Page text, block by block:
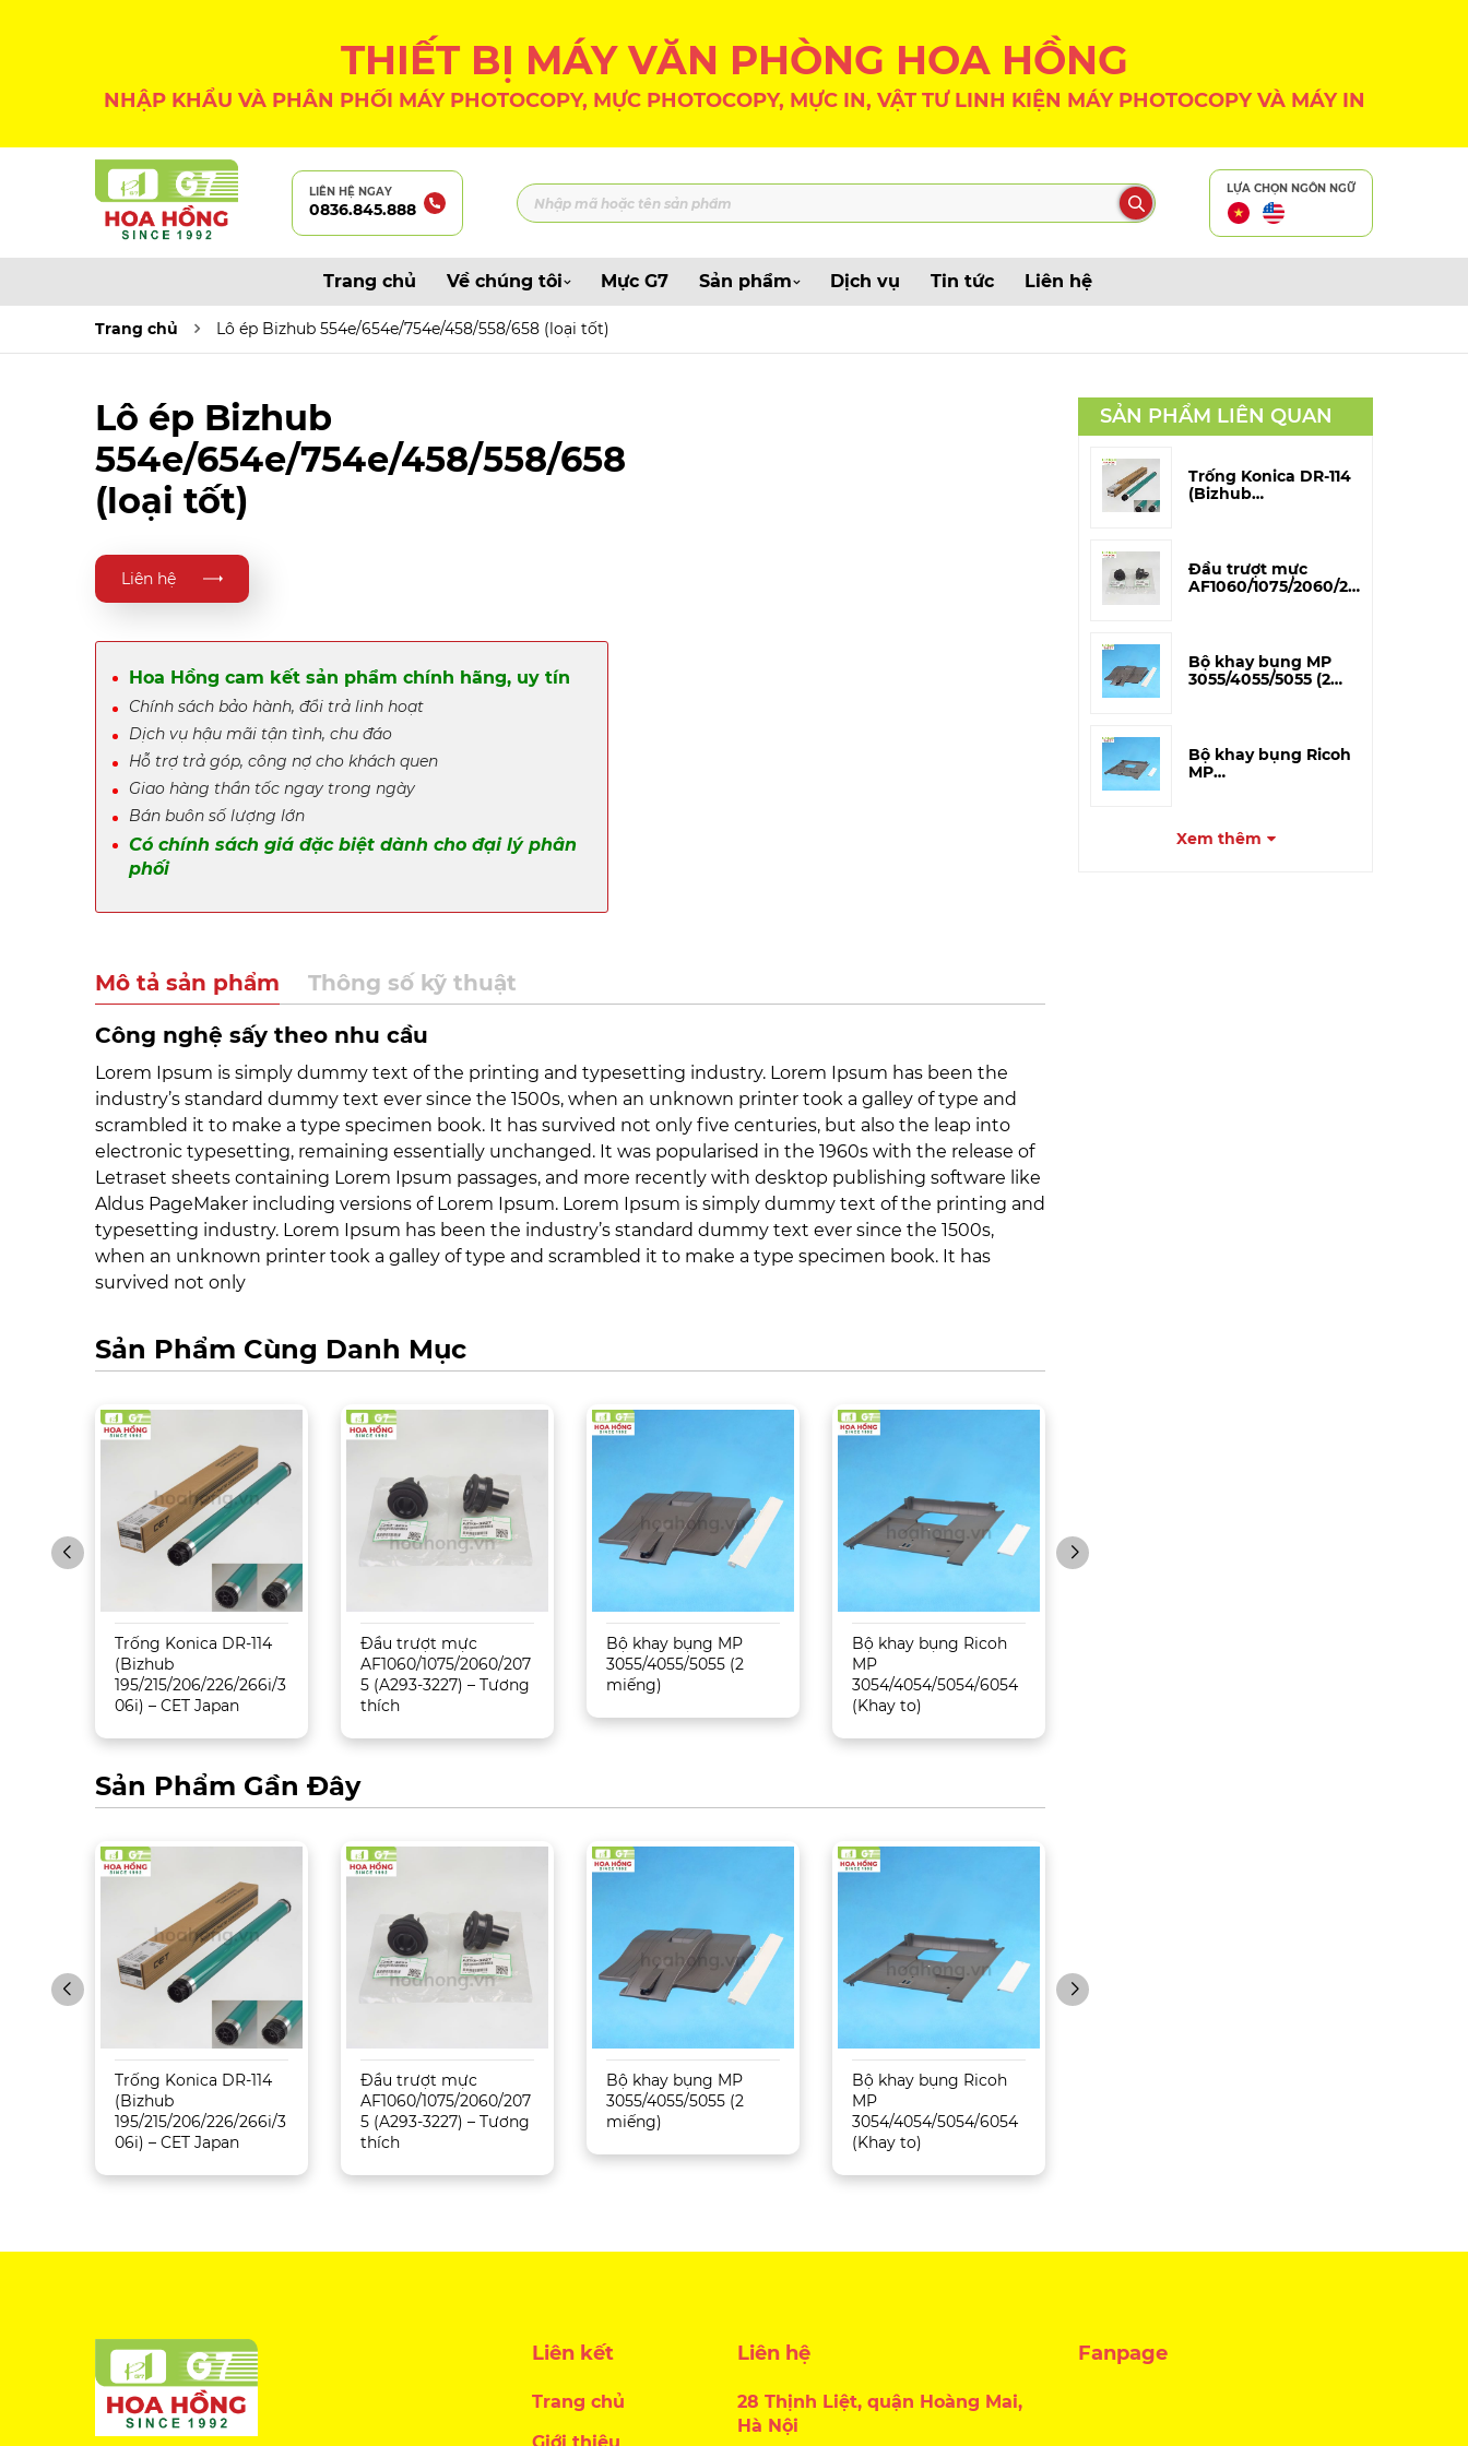
THIẾT BỊ MÁY VĂN PHÒNG HOA HỒNG
NHẬP KHẨU VÀ PHÂN PHỐI MÁY PHOTOCOPY, MỰC PHOTOCOPY, MỰC IN, VẬT TƯ LINH KIỆN MÁY PHOTOCOPY VÀ MÁY IN
LIÊN HỆ NGAY
0836.845.888
LỰA CHỌN NGÔN NGỮ
Trang chủ Về chúng tôi Mực G7 Sản phẩm Dịch vụ Tin tức Liên hệ
Trang chủ Lô ép Bizhub 554e/654e/754e/458/558/658 (loại tốt)
Lô ép Bizhub
554e/654e/754e/458/558/658
(loại tốt)
Liên hệ
Hoa Hồng cam kết sản phẩm chính hãng, uy tín
Chính sách bảo hành, đổi trả linh hoạt
Dịch vụ hậu mãi tận tình, chu đáo
Hỗ trợ trả góp, công nợ cho khách quen
Giao hàng thần tốc ngay trong ngày
Bán buôn số lượng lớn
Có chính sách giá đặc biệt dành cho đại lý phân
phối
Mô tả sản phẩm
Thông số kỹ thuật
Công nghệ sấy theo nhu cầu
Lorem Ipsum is simply dummy text of the printing and typesetting industry. Lorem Ipsum has been the
industry’s standard dummy text ever since the 1500s, when an unknown printer took a galley of type and
scrambled it to make a type specimen book. It has survived not only five centuries, but also the leap into
electronic typesetting, remaining essentially unchanged. It was popularised in the 1960s with the release of
Letraset sheets containing Lorem Ipsum passages, and more recently with desktop publishing software like
Aldus PageMaker including versions of Lorem Ipsum. Lorem Ipsum is simply dummy text of the printing and
typesetting industry. Lorem Ipsum has been the industry’s standard dummy text ever since the 1500s,
when an unknown printer took a galley of type and scrambled it to make a type specimen book. It has
survived not only
Sản Phẩm Cùng Danh Mục
Trống Konica DR-114
(Bizhub
195/215/206/226/266i/3
06i) – CET Japan
Đầu trượt mực
AF1060/1075/2060/207
5 (A293-3227) – Tương
thích
Bộ khay bụng MP
3055/4055/5055 (2
miếng)
Bộ khay bụng Ricoh
MP
3054/4054/5054/6054
(Khay to)
Sản Phẩm Gần Đây
Trống Konica DR-114
(Bizhub
195/215/206/226/266i/3
06i) – CET Japan
Đầu trượt mực
AF1060/1075/2060/207
5 (A293-3227) – Tương
thích
Bộ khay bụng MP
3055/4055/5055 (2
miếng)
Bộ khay bụng Ricoh
MP
3054/4054/5054/6054
(Khay to)
SẢN PHẨM LIÊN QUAN
Trống Konica DR-114
(Bizhub
Đầu trượt mực
AF1060/1075/2060/2075
Bộ khay bụng MP
3055/4055/5055 (2
Bộ khay bụng Ricoh
MP
Xem thêm
Liên kết
Trang chủ
Giới thiệu
Liên hệ
28 Thịnh Liệt, quận Hoàng Mai,
Hà Nội
Fanpage